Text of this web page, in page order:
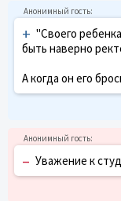
+ "Своего
быть наверно
А когда он его
– Уважение к